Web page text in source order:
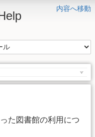
内容へ移動
た図書館の利用につ